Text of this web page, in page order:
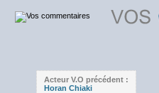
Acteur V.O précédent :
Horan Chiaki